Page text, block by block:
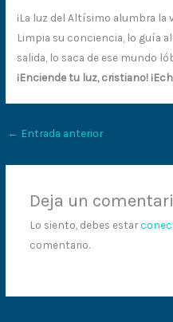
¡La luz del Altísimo alumbra la
Limpia su conciencia, lo guía
salida, lo saca de ese mundo
¡Enciende tu luz, cristiano!
← Entrada anterior
Deja un
Lo siento, debes estar
comentario.